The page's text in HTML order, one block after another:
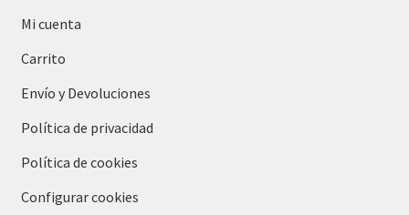
Mi cuenta
Carrito
Envío y Devoluciones
Política de privacidad
Política de cookies
Configurar cookies